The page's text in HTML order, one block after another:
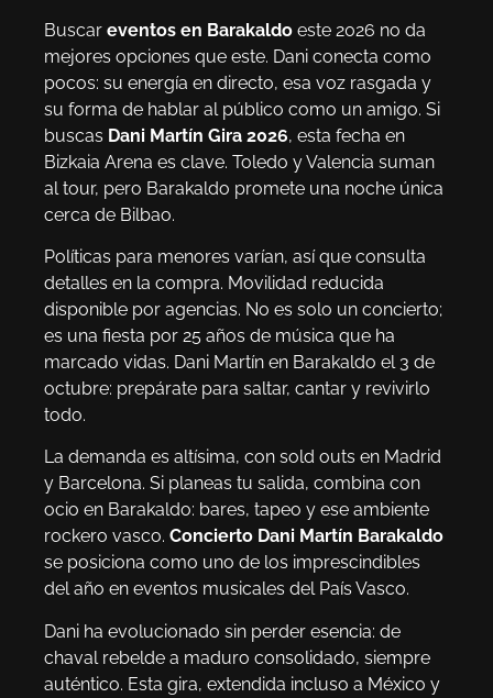
Buscar eventos en Barakaldo este 2026 no da
mejores opciones que este. Dani conecta como
pocos: su energía en directo, esa voz rasgada y
su forma de hablar al público como un amigo. Si
buscas Dani Martín Gira 2026, esta fecha en
Bizkaia Arena es clave. Toledo y Valencia suman
al tour, pero Barakaldo promete una noche única
cerca de Bilbao.
Políticas para menores varían, así que consulta
detalles en la compra. Movilidad reducida
disponible por agencias. No es solo un concierto;
es una fiesta por 25 años de música que ha
marcado vidas. Dani Martín en Barakaldo el 3 de
octubre: prepárate para saltar, cantar y revivirlo
todo.
La demanda es altísima, con sold outs en Madrid
y Barcelona. Si planeas tu salida, combina con
ocio en Barakaldo: bares, tapeo y ese ambiente
rockero vasco. Concierto Dani Martín Barakaldo
se posiciona como uno de los imprescindibles
del año en eventos musicales del País Vasco.
Dani ha evolucionado sin perder esencia: de
chaval rebelde a maduro consolidado, siempre
auténtico. Esta gira, extendida incluso a México y